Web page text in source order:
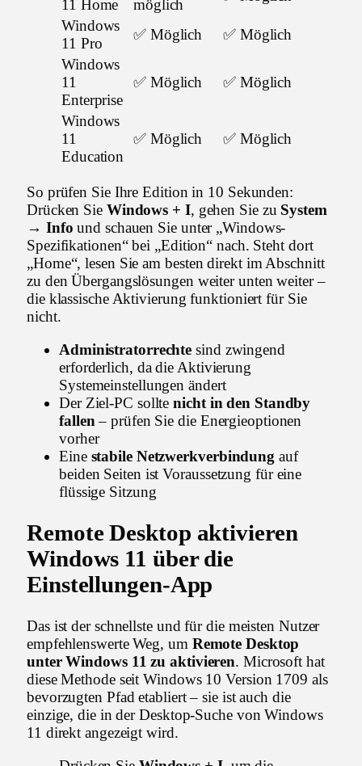
11 Home möglich
Windows
11 Pro
✅ Möglich
✅ Möglich
Windows
11
Enterprise
✅ Möglich ✅ Möglich
Windows
11
Education
✅ Möglich ✅ Möglich
So prüfen Sie Ihre Edition in 10 Sekunden:
Drücken Sie Windows + I, gehen Sie zu System
→ Info und schauen Sie unter „Windows-
Spezifikationen“ bei „Edition“ nach. Steht dort
„Home“, lesen Sie am besten direkt im Abschnitt
zu den Übergangslösungen weiter unten weiter –
die klassische Aktivierung funktioniert für Sie
nicht.
Administratorrechte sind zwingend
erforderlich, da die Aktivierung
Systemeinstellungen ändert
Der Ziel-PC solltenicht in den Standby
fallen– prüfen Sie die Energieoptionen
vorher
Eine stabile Netzwerkverbindung auf
beiden Seiten ist Voraussetzung für eine
flüssige Sitzung
Remote Desktop aktivieren
Windows 11 über die
Einstellungen-App
Das ist der schnellste und für die meisten Nutzer
empfehlenswerte Weg, um Remote Desktop
unter Windows 11 zu aktivieren. Microsoft hat
diese Methode seit Windows 10 Version 1709 als
bevorzugten Pfad etabliert – sie ist auch die
einzige, die in der Desktop-Suche von Windows
11 direkt angezeigt wird.